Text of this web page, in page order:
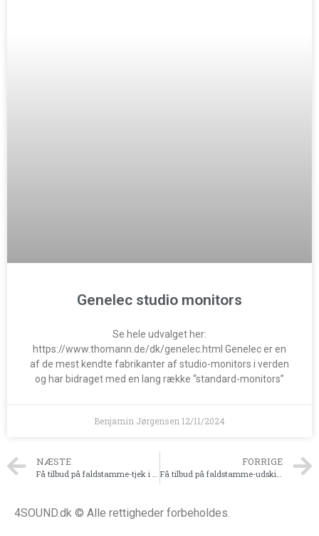
Genelec studio monitors
Se hele udvalget her:
https://www.thomann.de/dk/genelec.html Genelec er en
af de mest kendte fabrikanter af studio-monitors i verden
og har bidraget med en lang række “standard-monitors”
Benjamin Jørgensen 12/11/2024
NÆSTE FORRIGE
4SOUND.dk © Alle rettigheder forbeholdes.